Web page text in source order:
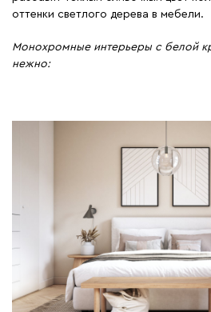
оттенки светлого дерева в мебели.
Монохромные интерьеры с белой
нежно: